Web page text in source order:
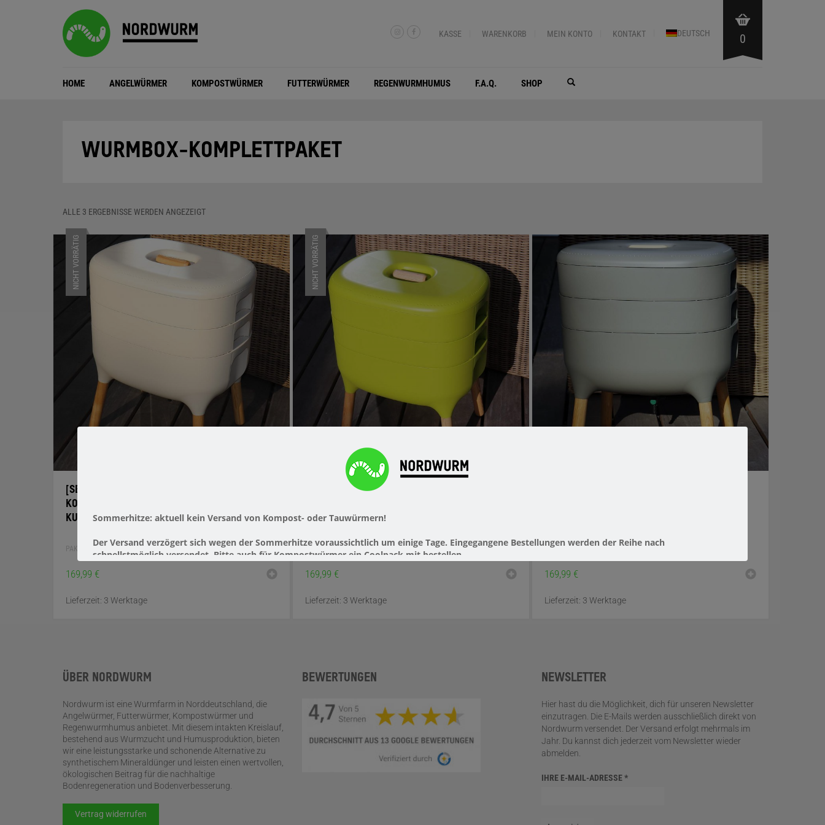
KASSE WARENKORB MEIN KONTO KONTAKT DEUTSCH 0
HOME ANGELWÜRMER KOMPOSTWÜRMER FUTTERWÜRMER REGENWURMHUMUS F.A.Q. SHOP
WURMBOX-KOMPLETTPAKET
ALLE 3 ERGEBNISSE WERDEN ANGEZEIGTNACH
SORTIERT
NICHT VORRÄTIG
[SET] WURMKOMPOSTER CREME +
KOMPOSTWÜRMER + HANFMATTE | URBALIVE
KUNSTSTOFF
PAKETANGEBOT [SET] WURMKOMPOSTER
169,99 €
Lieferzeit: 3 Werktage
NICHT VORRÄTIG
[SET] WURMKOMPOSTER GRÜN +
KUNSTSTOFF
WURMKOMPOSTER
169,99 €
Lieferzeit: 3 Werktage
PAKETANGEBOT [SET]
169,99 €
Lieferzeit: 3 Werktage
ÜBER NORDWURM
Nordwurm ist eine Wurmfarm in Norddeutschland, die
Angelwürmer, Futterwürmer, Kompostwürmer und
Regenwurmhumus anbietet. Mit diesem intakten Kreislauf,
bestehend aus Wurmzucht und Humusproduktion, bieten
wir eine leistungsstarke und schonende Alternative zu
synthetischem Mineraldünger und leisten einen wertvollen,
ökologischen Beitrag für die nachhaltige
Bodenregeneration und Bodenverbesserung.
Vertrag widerrufen
BEWERTUNGEN NEWSLETTER
Hier hast du die Möglichkeit, dich für unseren Newsletter
einzutragen. Die E-Mails werden ausschließlich direkt von
Nordwurm versendet. Der Versand erfolgt mehrmals im
Jahr. Du kannst dich jederzeit vom Newsletter wieder
abmelden.
IHRE E-MAIL-ADRESSE*
Sommerhitze: aktuell kein Versand von Kompost- oder Tauwürmern!
Der Versand verzögert sich wegen der Sommerhitze voraussichtlich um einige Tage. Eingegangene Bestellungen werden der Reihe nach
schnellstmöglich versendet. Bitte auch für Kompostwürmer ein Coolpack mit bestellen.